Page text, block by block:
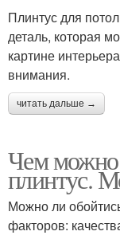
Плинтус для
деталь, которая
картине
внимания.
читать дальше →
Чем
плинтус.
Можно ли
факторов: